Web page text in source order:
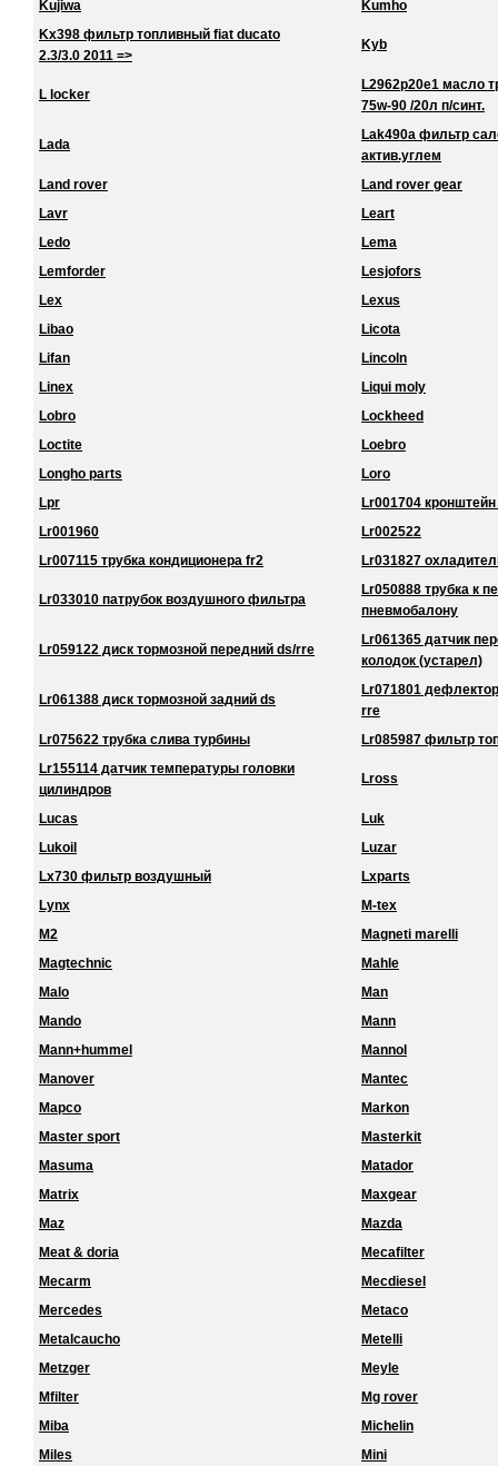
Kujiwa
Kumho
Kx398 фильтр топливный fiat ducato
2.3/3.0 2011 =>
Kyb
L locker
L2962p20e1 масло
75w-90 /20л п/синт.
Lada
Lak490a фильтр
актив.углем
Land rover
Land rover gear
Lavr
Leart
Ledo
Lema
Lemforder
Lesjofors
Lex
Lexus
Libao
Licota
Lifan
Lincoln
Linex
Liqui moly
Lobro
Lockheed
Loctite
Loebro
Longho parts
Loro
Lpr
Lr001704
Lr001960
Lr002522
Lr007115 трубка кондиционера fr2
Lr031827
Lr033010 патрубок воздушного фильтра
Lr050888 трубка к
пневмобалону
Lr059122 диск тормозной передний ds/rre
Lr061365 датчик
колодок (устарел)
Lr061388 диск тормозной задний ds
Lr071801
rre
Lr075622 трубка слива турбины
Lr085987 фильтр
Lr155114 датчик температуры головки
цилиндров
Lross
Lucas
Luk
Lukoil
Luzar
Lx730 фильтр воздушный
Lxparts
Lynx
M-tex
M2
Magneti marelli
Magtechnic
Mahle
Malo
Man
Mando
Mann
Mann+hummel
Mannol
Manover
Mantec
Mapco
Markon
Master sport
Masterkit
Masuma
Matador
Matrix
Maxgear
Maz
Mazda
Meat & doria
Mecafilter
Mecarm
Mecdiesel
Mercedes
Metaco
Metalcaucho
Metelli
Metzger
Meyle
Mfilter
Mg rover
Miba
Michelin
Miles
Mini